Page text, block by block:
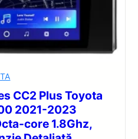
CC2 Plus Toyota
2021-2023
core 1.8Ghz,